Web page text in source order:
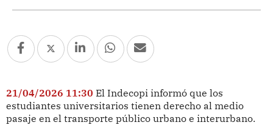
21/04/2026 11:30 El Indecopi informó que los
estudiantes universitarios tienen derecho al medio
pasaje en el transporte público urbano e interurbano.